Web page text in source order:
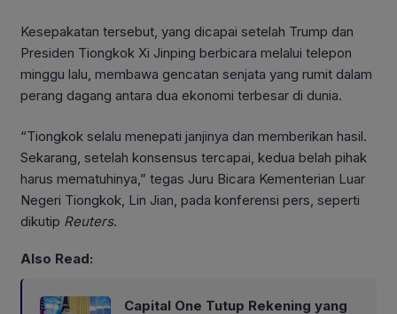
Kesepakatan tersebut, yang dicapai setelah Trump dan
Presiden Tiongkok Xi Jinping berbicara melalui telepon
minggu lalu, membawa gencatan senjata yang rumit dalam
perang dagang antara dua ekonomi terbesar di dunia.
“Tiongkok selalu menepati janjinya dan memberikan hasil.
Sekarang, setelah konsensus tercapai, kedua belah pihak
harus mematuhinya,” tegas Juru Bicara Kementerian Luar
Negeri Tiongkok, Lin Jian, pada konferensi pers, seperti
dikutip Reuters.
Also Read:
Capital One Tutup Rekening yang